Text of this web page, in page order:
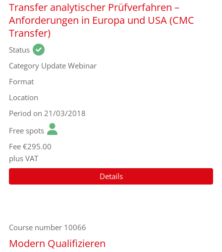
Transfer analytischer Prüfverfahren –
Anforderungen in Europa und USA (CMC
Transfer)
Status
Category Update Webinar
Format
Location
Period on 21/03/2018
Free spots
Fee €295.00
plus VAT
Details
Course number 10066
Modern Qualifizieren